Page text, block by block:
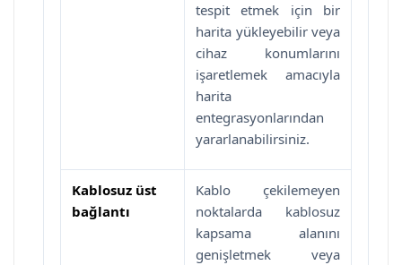
tespit etmek için bir
harita yükleyebilir veya
cihaz konumlarını
işaretlemek amacıyla
harita
entegrasyonlarından
yararlanabilirsiniz.
Kablosuz üst
bağlantı
Kablo çekilemeyen
noktalarda kablosuz
kapsama alanını
genişletmek veya